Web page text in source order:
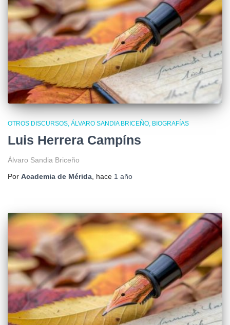
OTROS DISCURSOS ÁLVARO SANDIA BRICEÑO BIOGRAFÍAS
Luis Herrera Campíns
Álvaro Sandia Briceño
Por Academia de Mérida, hace 1 año